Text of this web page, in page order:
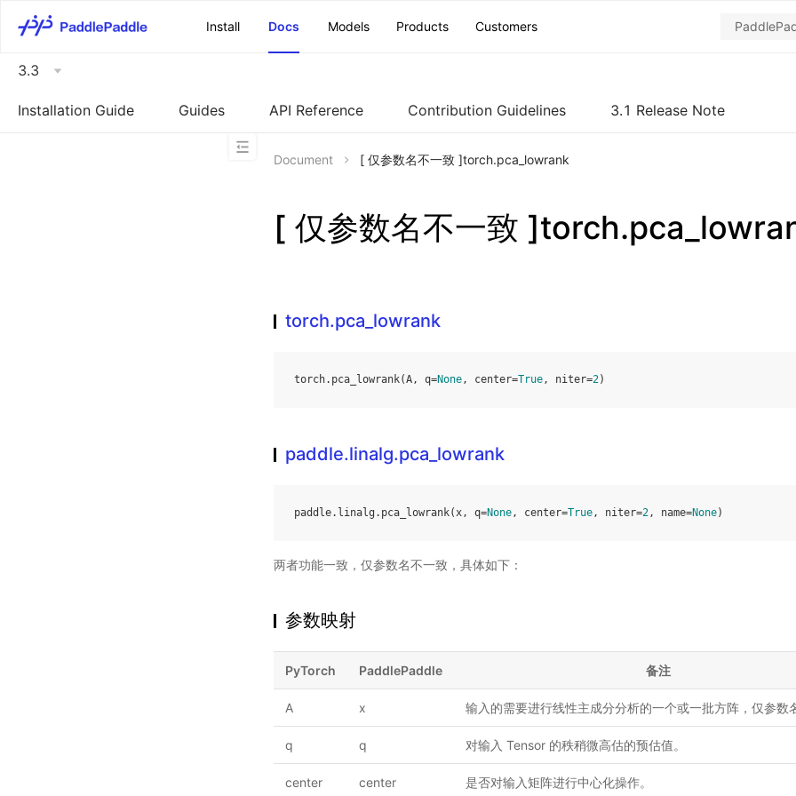
Install Docs Models Products Customers
3.3
Installation Guide Guides API Reference Contribution Guidelines 3.1 Release Note
Document [ 仅参数名不一致 ]torch.pca_lowrank
[ 仅参数名不一致
torch.pca_lowrank
torch. pca_lowrank(A, q=None, center=True, niter=2)
paddle.linalg.pca_lowrank
paddle. linalg . pca_lowrank(x, q=None, center=True, niter=2, name=None)
两者功能一致，仅参数名不一致，具体如下：
参数映射
PyTorch PaddlePaddle 备注
A x 输入的需要进行线性主成分分析的一个或一批方阵，仅参数
q q 对输入 Tensor 的秩稍微高估的预估值。
center center 是否对输入矩阵进行中心化操作。